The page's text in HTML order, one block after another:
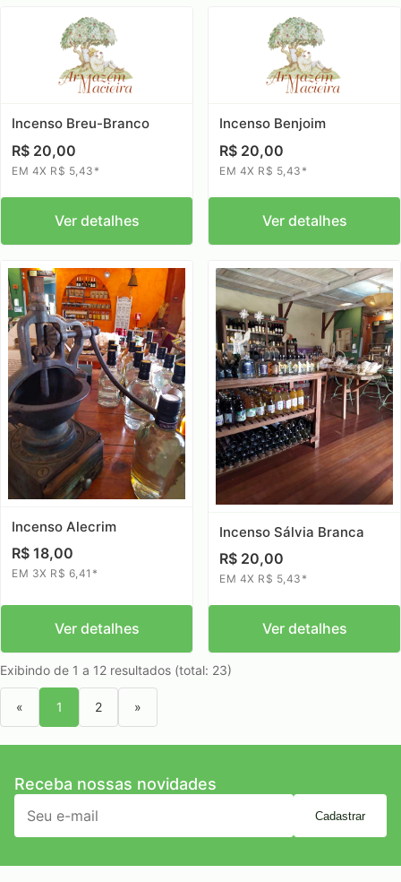
Incenso Breu-Branco
R$ 20,00
EM 4X R$ 5,43*
Ver detalhes
Incenso Benjoim
R$ 20,00
EM 4X R$ 5,43*
Ver detalhes
Incenso Alecrim
R$ 18,00
EM 3X R$ 6,41*
Ver detalhes
Incenso Sálvia Branca
R$ 20,00
EM 4X R$ 5,43*
Ver detalhes
Exibindo de 1 a 12 resultados (total: 23)
« 1 2 »
Receba nossas novidades
Cadastrar